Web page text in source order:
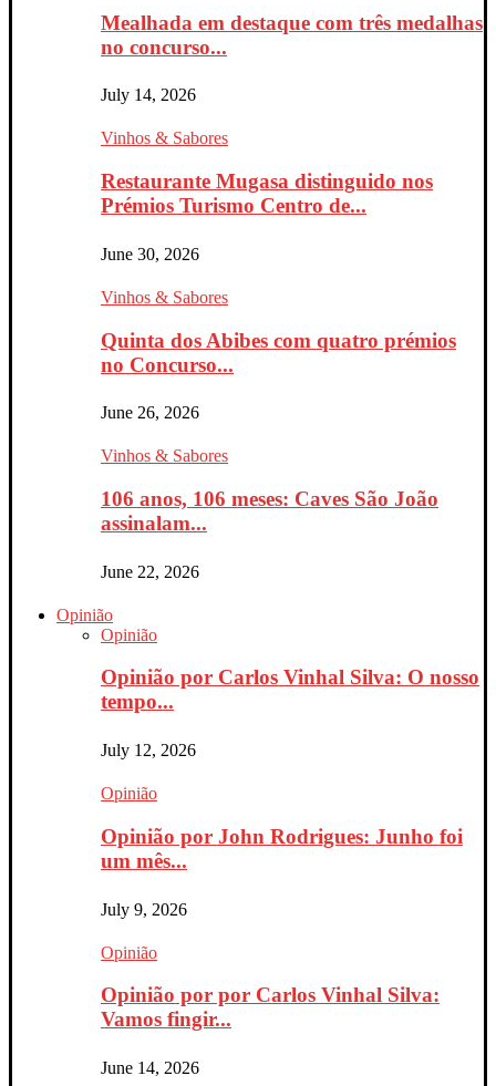
Mealhada em destaque com três medalhas
no concurso...
July 14, 2026
Vinhos & Sabores
Restaurante Mugasa distinguido nos
Prémios Turismo Centro de...
June 30, 2026
Vinhos & Sabores
Quinta dos Abibes com quatro prémios
no Concurso...
June 26, 2026
Vinhos & Sabores
106 anos, 106 meses: Caves São João
assinalam...
June 22, 2026
Opinião
Opinião
Opinião por Carlos Vinhal Silva: O nosso
tempo...
July 12, 2026
Opinião
Opinião por John Rodrigues: Junho foi
um mês...
July 9, 2026
Opinião
Opinião por por Carlos Vinhal Silva:
Vamos fingir...
June 14, 2026